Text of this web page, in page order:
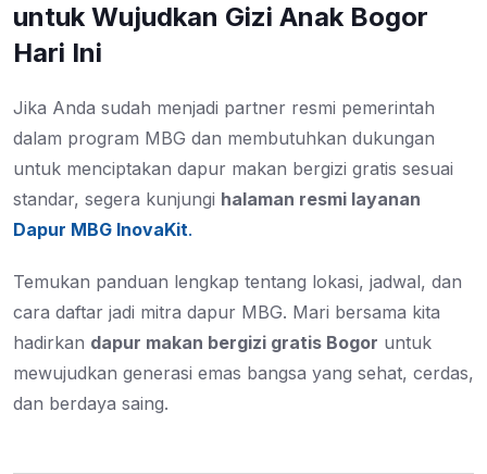
untuk Wujudkan Gizi Anak Bogor
Hari Ini
Jika Anda sudah menjadi partner resmi pemerintah
dalam program MBG dan membutuhkan dukungan
untuk menciptakan dapur makan bergizi gratis sesuai
standar, segera kunjungi halaman resmi layanan
Dapur MBG InovaKit.
Temukan panduan lengkap tentang lokasi, jadwal, dan
cara daftar jadi mitra dapur MBG. Mari bersama kita
hadirkan dapur makan bergizi gratis Bogor untuk
mewujudkan generasi emas bangsa yang sehat, cerdas,
dan berdaya saing.